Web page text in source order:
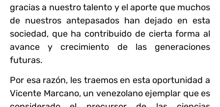
gracias a nuestro talento y el aporte que muchos
de nuestros antepasados han dejado en esta
sociedad, que ha contribuido de cierta forma al
avance y crecimiento de las generaciones
futuras.
Por esa razón, les traemos en esta oportunidad a
Vicente Marcano, un venezolano ejemplar que es